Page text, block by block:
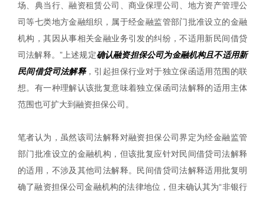
场、典当行、融资租赁公司、商业保理公司、地方资产管理公
司等七类地方金融组织，属于经金融监管部门批准设立的金融
机构，其因从事相关金融业务引发的纠纷，不适用新民间借贷
司法解释。”上述规定确认融资担保公司为金融机构且不适用新
民间借贷司法解释，引起担保行业对于独立保函适用范围的联
想。有一种理解认该批复意味着独立保函司法解释的适用主体
范围也可扩大到融资担保公司。
笔者认为，虽然该司法解释对融资担保公司界定为经金融监管
部门批准设立的金融机构，但该批复应针对民间借贷司法解释
的适用，不涉及其他司法解释。民间借贷司法解释适用批复明
确了融资担保公司金融机构的法律地位，但未确认其为“非银行